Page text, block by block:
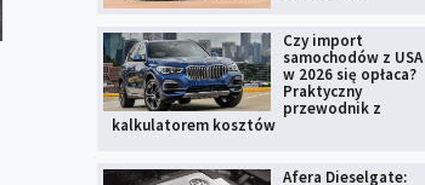
Czy import
samochodów z USA
w 2026 się opłaca?
Praktyczny
przewodnik z
kalkulatorem kosztów
Afera Dieselgate: